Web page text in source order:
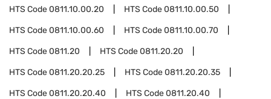
HTS Code0811.10.00.20 HTS Code0811.10.00.50
HTS Code0811.10.00.60 HTS Code0811.10.00.70
HTS Code0811.20 HTS Code0811.20.20
HTS Code0811.20.20.25 HTS Code0811.20.20.35
HTS Code0811.20.20.40 HTS Code0811.20.40